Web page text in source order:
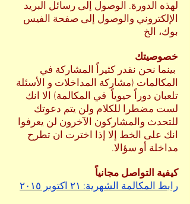
لهذه الدورة. الوصول إلى رسائل البريد
الإلكتروني والوصول إلى صفحة الفيس
بوك، الخ
خصوصيتك
بينما نحن نقدر كثيراً المشاركة في
المكالمات (مشاركة المداخلات و الأسئلة
تلعبان دوراً حيوياً في المكالمة) الا انك
لست مضطرا للكلام ولن يتم دعوتك
للتحدث والمشاركون الآخرون لن يعرفوا
انك على الخط إلا إذا اخترت ان تطرح
مداخلة أو سؤالا.
كيفية التواصل مجانياً
رابط المكالمة الشهرية: ٢١ اكتوبر ٢٠١٥